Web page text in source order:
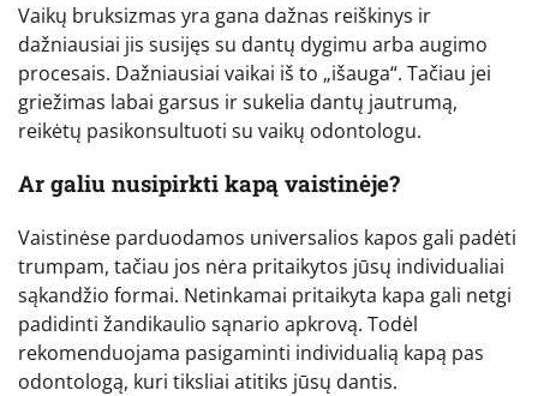
Vaikų bruksizmas yra gana dažnas reiškinys ir
dažniausiai jis susijęs su dantų dygimu arba augimo
procesais. Dažniausiai vaikai iš to „išauga“. Tačiau jei
griežimas labai garsus ir sukelia dantų jautrumą,
reikėtų pasikonsultuoti su vaikų odontologu.
Ar galiu nusipirkti kapą vaistinėje?
Vaistinėse parduodamos universalios kapos gali padėti
trumpam, tačiau jos nėra pritaikytos jūsų individualiai
sąkandžio formai. Netinkamai pritaikyta kapa gali netgi
padidinti žandikaulio sąnario apkrovą. Todėl
rekomenduojama pasigaminti individualią kapą pas
odontologą, kuri tiksliai atitiks jūsų dantis.